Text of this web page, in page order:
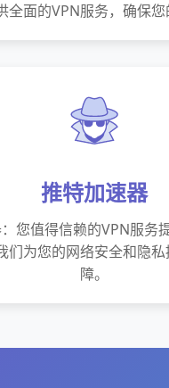
全面的VPN服务，确保您
推特加速器
您值得信赖的VPN服务
们为您的网络安全和隐
障。